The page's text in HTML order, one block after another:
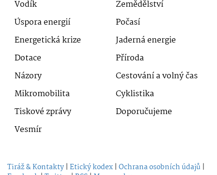
Vodík
Zemědělství
Úspora energií
Počasí
Energetická krize
Jaderná energie
Dotace
Příroda
Názory
Cestování a volný čas
Mikromobilita
Cyklistika
Tiskové zprávy
Doporučujeme
Vesmír
Tiráž & Kontakty | Etický kodex | Ochrana osobních údajů |